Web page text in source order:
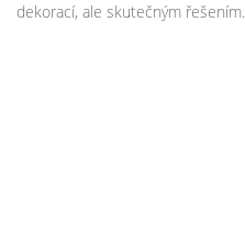
dekorací, ale skutečným řešením.